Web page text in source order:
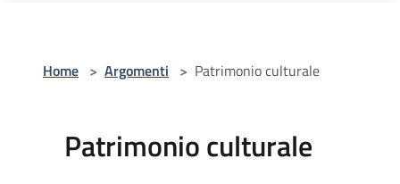
Home > Argomenti > Patrimonio culturale
Patrimonio culturale